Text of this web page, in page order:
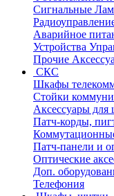
Сигнальные
Аварийное
Устройства
Прочие
СКС
Шкафы
Стойки
Аксессуары для
Патч-корды,
Патч-панели и
Оптические
Доп.
Телефония